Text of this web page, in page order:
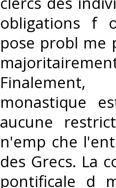
obligations f
pose probl me
monastique
aucune
n'emp che
des Grecs. La
pontificale d